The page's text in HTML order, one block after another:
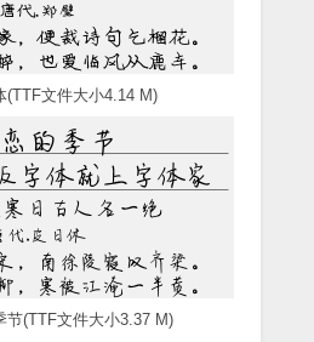
(TTF文件大小4.14 M)
节(TTF文件大小3.37 M)